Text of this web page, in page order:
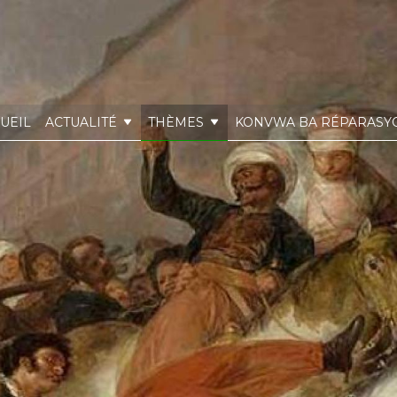
ACTUALITÉ THÈMES KONVWA BA